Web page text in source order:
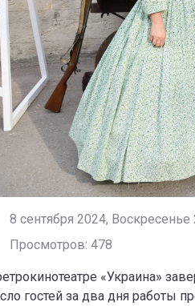
8 сентября 2024, Воскресенье
Просмотров: 478
«Украина»
гостей за два дня работы